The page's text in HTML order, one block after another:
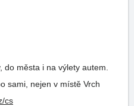
do města i na výlety autem.
sami, nejen v místě Vrch
cs